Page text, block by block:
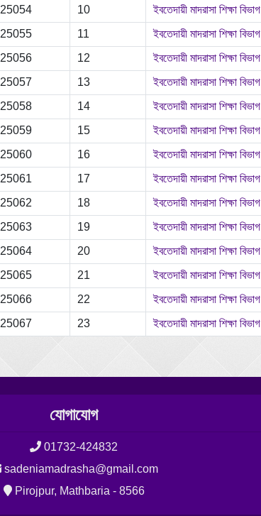
10 ইবতেদায়ী মাদরাসা শিক্ষা বিভাগ
11 ইবতেদায়ী মাদরাসা শিক্ষা বিভাগ
12 ইবতেদায়ী মাদরাসা শিক্ষা বিভাগ
13 ইবতেদায়ী মাদরাসা শিক্ষা বিভাগ
14 ইবতেদায়ী মাদরাসা শিক্ষা বিভাগ
15 ইবতেদায়ী মাদরাসা শিক্ষা বিভাগ
16 ইবতেদায়ী মাদরাসা শিক্ষা বিভাগ
17 ইবতেদায়ী মাদরাসা শিক্ষা বিভাগ
18 ইবতেদায়ী মাদরাসা শিক্ষা বিভাগ
19 ইবতেদায়ী মাদরাসা শিক্ষা বিভাগ
20 ইবতেদায়ী মাদরাসা শিক্ষা বিভাগ
21 ইবতেদায়ী মাদরাসা শিক্ষা বিভাগ
22 ইবতেদায়ী মাদরাসা শিক্ষা বিভাগ
23 ইবতেদায়ী মাদরাসা শিক্ষা বিভাগ
যোগাযোগ
01732-424832
sadeniamadrasha@gmail.com
Pirojpur, Mathbaria - 8566